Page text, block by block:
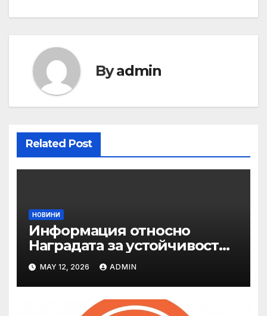
Byadmin
Related Post
НОВИНИ
Информация относно
Наградата за устойчивост
на ОАЕ „Зайед“
MAY 12, 2026 ADMIN